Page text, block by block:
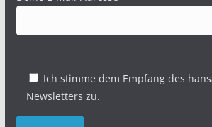
Ich stimme dem Empfang des
Newsletters zu.